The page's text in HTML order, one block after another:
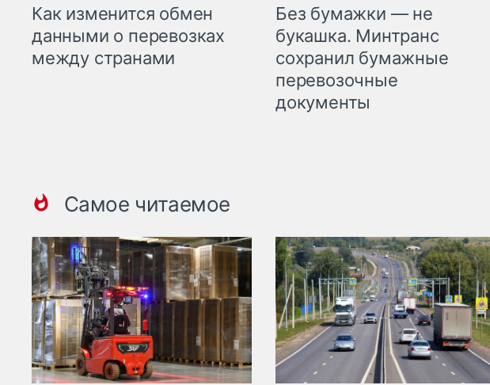
Как изменится обмен
данными о перевозках
между странами
Без бумажки — не
букашка. Минтранс
сохранил бумажные
перевозочные
документы
Самое читаемое